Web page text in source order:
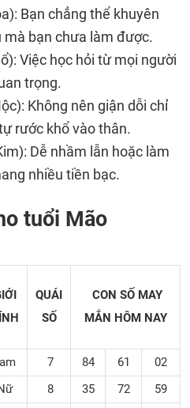
Bạn chẳng thể khuyên
bạn chưa làm được.
Việc học hỏi từ mọi người
trọng.
Không nên giận dỗi chỉ
rước khổ vào thân.
Dễ nhầm lẫn hoặc làm
nhiều tiền bạc.
tuổi Mão
QUÁI
SỐ
CON SỐ MAY
MẮN HÔM NAY
7 84 61
02
8 35 72 59